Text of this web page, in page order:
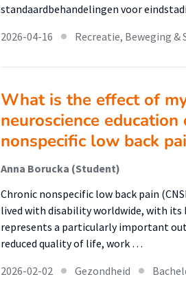
standaardbehandelingen voor
2026-04-16
Recreatie, Beweging
What is the effect of
neuroscience
nonspecific low back
Anna Borucka (Student)
Chronic nonspecific low back pain
lived with disability worldwide, with its
represents a particularly important
reduced quality of life, work …
2026-02-02
Gezondheid